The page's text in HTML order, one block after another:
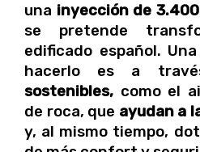
una inyección de
se pretende
edificado español.
hacerlo es a
sostenibles, como el
de roca, que ayudan a
y, al mismo tiempo,